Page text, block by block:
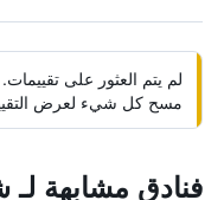
لم يتم العثور على
مسح كل شيء لعرض
فنادق مشابهة لـ